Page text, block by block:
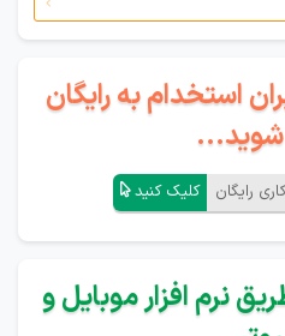
استخدام به رایگان
رایگان کلیک کنید
نرم افزار موبایل و